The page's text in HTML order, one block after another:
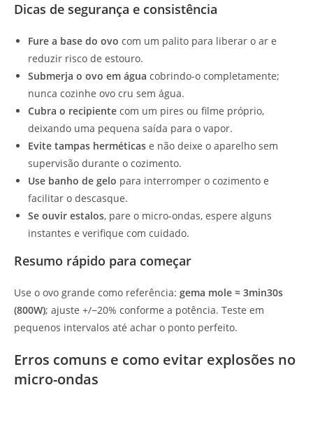
Dicas de segurança e consistência
Fure a base do ovo com um palito para liberar o ar e
reduzir risco de estouro.
Submerja o ovo em água cobrindo-o completamente;
nunca cozinhe ovo cru sem água.
Cubra o recipiente com um pires ou filme próprio,
deixando uma pequena saída para o vapor.
Evite tampas herméticas e não deixe o aparelho sem
supervisão durante o cozimento.
Use banho de gelo para interromper o cozimento e
facilitar o descasque.
Se ouvir estalos, pare o micro-ondas, espere alguns
instantes e verifique com cuidado.
Resumo rápido para começar
Use o ovo grande como referência: gema mole ≈ 3min30s
(800W); ajuste +/−20% conforme a potência. Teste em
pequenos intervalos até achar o ponto perfeito.
Erros comuns e como evitar explosões no
micro-ondas